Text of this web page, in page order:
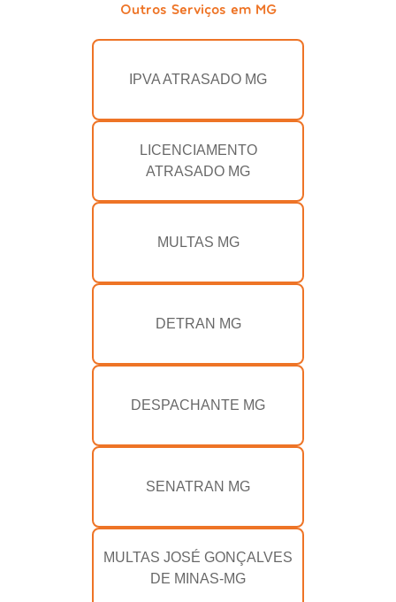
Outros Serviços em MG
IPVA ATRASADO MG
LICENCIAMENTO
ATRASADO MG
MULTAS MG
DETRAN MG
DESPACHANTE MG
SENATRAN MG
MULTAS JOSÉ GONÇALVES
DE MINAS-MG